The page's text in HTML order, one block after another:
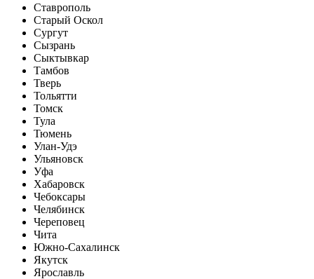
Ставрополь
Старый Оскол
Сургут
Сызрань
Сыктывкар
Тамбов
Тверь
Тольятти
Томск
Тула
Тюмень
Улан-Удэ
Ульяновск
Уфа
Хабаровск
Чебоксары
Челябинск
Череповец
Чита
Южно-Сахалинск
Якутск
Ярославль